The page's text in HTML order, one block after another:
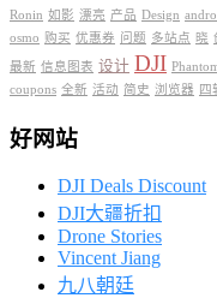
Ronin 如影 漂亮 产品 Design
osmo 购买 优惠券 问题 多站点 晓
最新 信息图表 设计 DJI
coupons 全新 活动 简史 浏览器 四
好网站
DJI Deals Discount
DJI大疆折扣
Drone Stories
Vincent Jiang
九八朝廷